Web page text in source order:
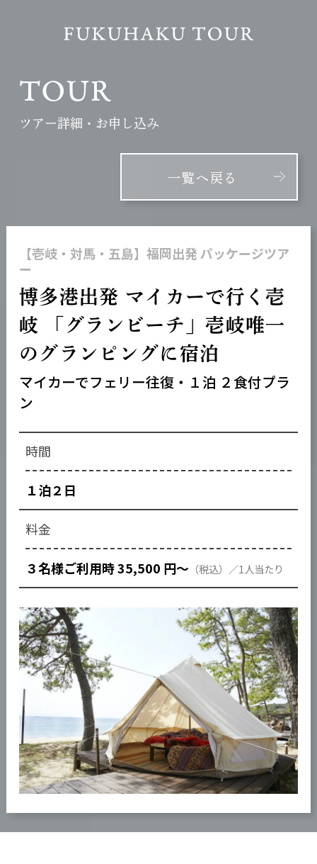
TOUR
ツアー詳細・お申し込み
一覧へ戻る
【壱岐・対馬・五島】福岡出発 パッケージツア
ー
博多港出発 マイカーで行く壱
岐 「グランビーチ」壱岐唯一
のグランピングに宿泊
マイカーでフェリー往復・１泊 ２食付プラ
ン
１泊２日
３名様ご利用時 35,500 円～ （税込）／1人当たり